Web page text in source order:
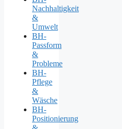
Nachhaltigkeit
&
Umwelt
BH-
Passform
&
Probleme
BH-
Pflege
&
Wäsche
BH-
Positionierung